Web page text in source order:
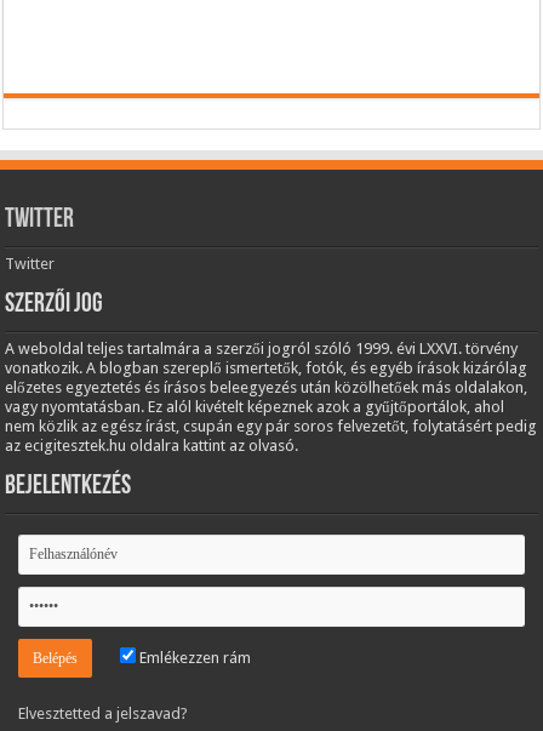
Twitter
Twitter
Szerzői jog
A weboldal teljes tartalmára a szerzői jogról szóló 1999. évi LXXVI. törvény
vonatkozik. A blogban szereplő ismertetők, fotók, és egyéb írások kizárólag
előzetes egyeztetés és írásos beleegyezés után közölhetőek más oldalakon,
vagy nyomtatásban. Ez alól kivételt képeznek azok a gyűjtőportálok, ahol
nem közlik az egész írást, csupán egy pár soros felvezetőt, folytatásért pedig
az ecigitesztek.hu oldalra kattint az olvasó.
Bejelentkezés
Emlékezzen rám
Elvesztetted a jelszavad?